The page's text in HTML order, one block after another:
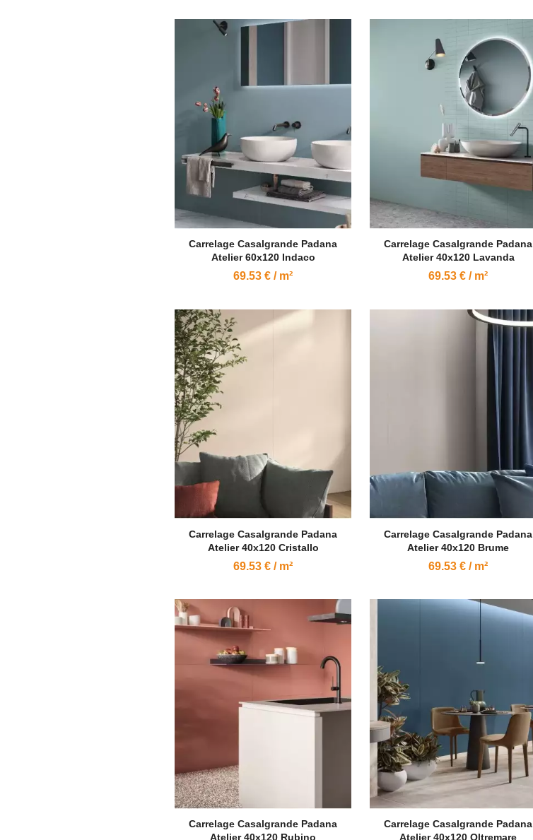
Carrelage Casalgrande Padana
Atelier 60x120 Indaco
69.53 € / m²
Carrelage Casalgrande Padana
Atelier 40x120 Lavanda
69.53 € / m²
Carrelage Casalgrande Padana
Atelier 40x120 Cristallo
69.53 € / m²
Carrelage Casalgrande Padana
Atelier 40x120 Brume
69.53 € / m²
Carrelage Casalgrande Padana
Atelier 40x120 Rubino
Carrelage Casalgrande Padana
Atelier 40x120 Oltremare